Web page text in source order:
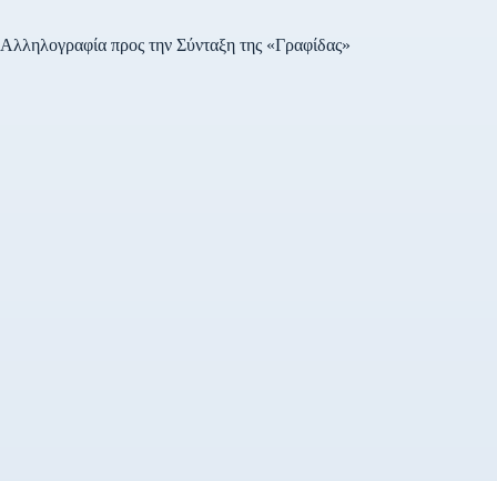
Αλληλογραφία προς την Σύνταξη της «Γραφίδας»